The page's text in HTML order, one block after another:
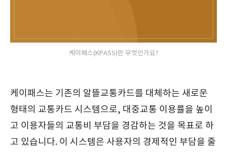
케이패스(KPASS)란 무엇인가요?
케이패스는 기존의 알뜰교통카드를 대체하는 새로운
형태의 교통카드 시스템으로, 대중교통 이용률을 높이
고 이용자들의 교통비 부담을 경감하는 것을 목표로 하
고 있습니다. 이 시스템은 사용자의 경제적인 부담을 줄